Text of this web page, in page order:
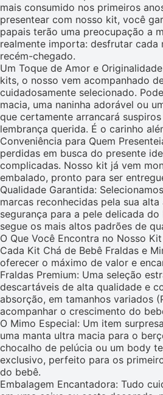
mais consumido nos primeiros
presentear com nosso kit, você
papais terão uma preocupação a
realmente importa: desfrutar cada
recém-chegado.
Um Toque de Amor e
kits, o nosso vem acompanhado
cuidadosamente selecionado.
macia, uma naninha adorável ou
que certamente arrancará
lembrança querida. É o carinho
Conveniência para Quem
perdidas em busca do presente
complicadas. Nosso kit já vem
embalado, pronto para ser
Qualidade Garantida:
marcas reconhecidas pela sua
segurança para a pele delicada
segue os mais altos padrões de
O Que Você Encontra no Nosso
Cada Kit Chá de Bebê Fraldas e
oferecer o máximo de valor e
Fraldas Premium: Uma seleção
descartáveis de alta qualidade e
absorção, em tamanhos variados
acompanhar o crescimento do
O Mimo Especial: Um item
uma manta ultra macia para o
chocalho de pelúcia ou um body
exclusivo, perfeito para os
do bebê.
Embalagem Encantadora: Tudo